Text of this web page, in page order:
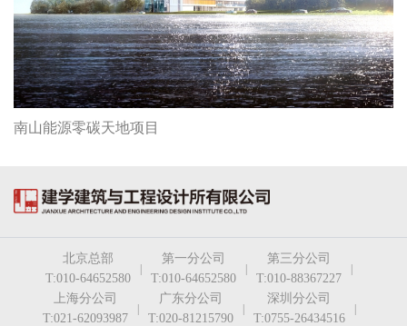
南山能源零碳天地项目
北京总部
T:010-64652580
|
第一分公司
T:010-64652580
|
第三分公司
T:010-88367227
|
上海分公司
T:021-62093987
|
广东分公司
T:020-81215790
|
深圳分公司
T:0755-26434516
|